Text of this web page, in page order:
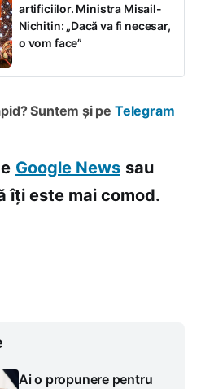
artificiilor. Ministra Misail-
Nichitin: „Dacă va fi necesar,
o vom face”
Suntem și pe Telegram
Google News sau
îți este mai comod.
Ai o propunere pentru